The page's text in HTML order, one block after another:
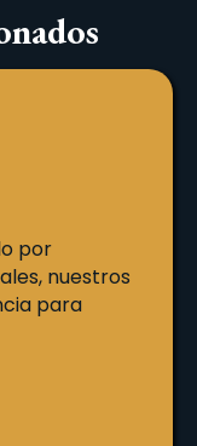
por
nuestros
para